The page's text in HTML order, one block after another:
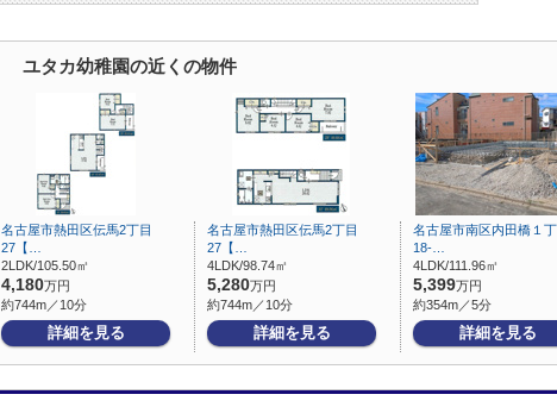
ユタカ幼稚園の近くの物件
名古屋市熱田区伝馬2丁目
27【…
2LDK/105.50㎡
4,180万円
約744m／10分
詳細を見る
名古屋市熱田区伝馬2丁目
27【…
4LDK/98.74㎡
5,280万円
約744m／10分
詳細を見る
名古屋市南区内田橋１丁
18-…
4LDK/111.96㎡
5,399万円
約354m／5分
詳細を見る